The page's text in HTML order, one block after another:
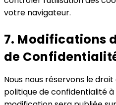
votre navigateur.
7. Modifications
de
Nous nous réservons le
politique de confidentialité